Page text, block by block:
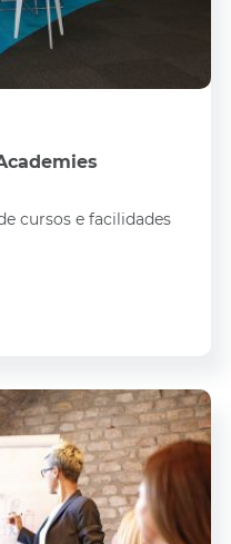
cursos e facilidades